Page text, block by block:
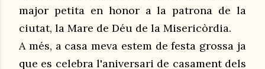
major petita en honor a la patrona de la
ciutat, la Mare de Déu de la Misericòrdia.
A més, a casa meva estem de festa grossa ja
que es celebra l'aniversari de casament dels